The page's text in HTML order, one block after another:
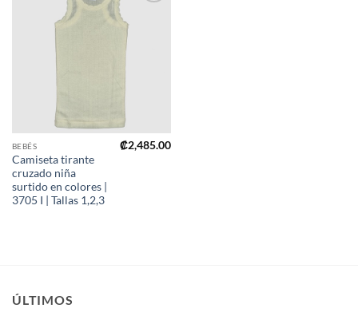
BEBÉS
Camiseta tirante
cruzado niña
surtido en colores |
3705 I | Tallas 1,2,3
₡2,485.00
ÚLTIMOS